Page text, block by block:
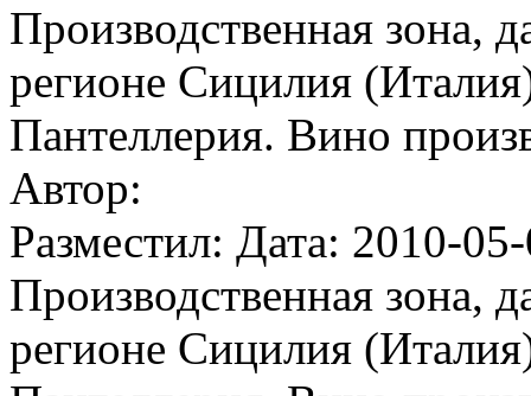
Производственная зона,
регионе Сицилия
Пантеллерия. Вино
Автор:
Разместил: Дата: 2010-
Производственная зона,
регионе Сицилия